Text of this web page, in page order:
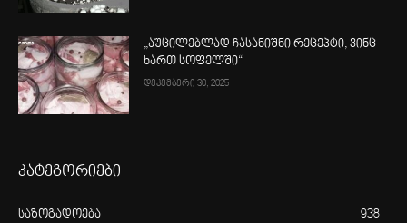
„აუცილებლად ჩასანიშნი რეცეპტი, ვინც
ხართ სოფელში“
დეკემბერი 30, 2025
კატეგორიები
საზოგადოება 938